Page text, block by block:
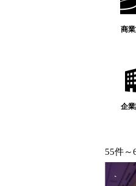
商
企
55件～